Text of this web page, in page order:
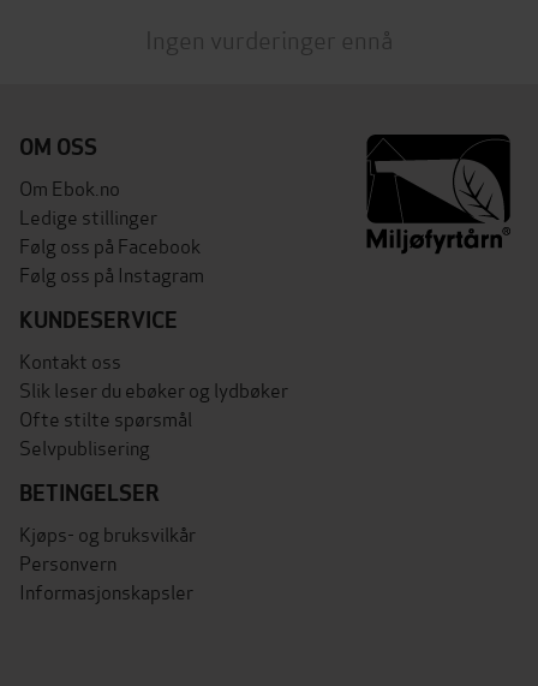
Ingen vurderinger ennå
OM OSS
Om Ebok.no
Ledige stillinger
Følg oss på Facebook
Følg oss på Instagram
KUNDESERVICE
Kontakt oss
Slik leser du ebøker og lydbøker
Ofte stilte spørsmål
Selvpublisering
BETINGELSER
Kjøps- og bruksvilkår
Personvern
Informasjonskapsler